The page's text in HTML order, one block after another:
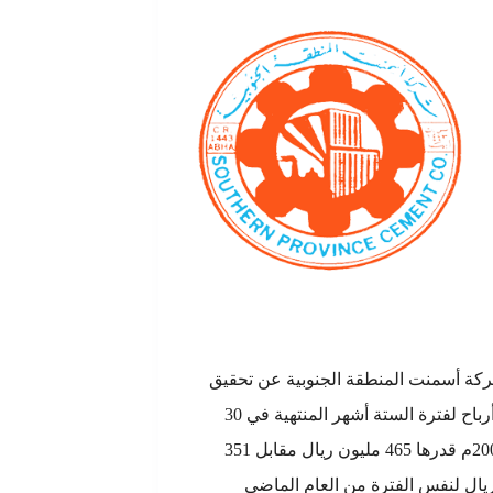
أسمنت المنطقة الجنوبية عن تحقيق
صافي أرباح لفترة الستة أشهر المنتهية في 30
يونيو 2008م قدرها 465 مليون ريال مقابل 351
لنفس الفترة من العام الماضي